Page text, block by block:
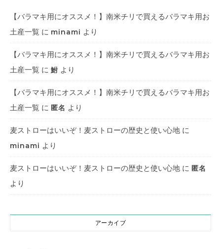
【バラマキ用にオススメ！】南米チリで買えるバラマキ用お
土産一覧 に minami より
【バラマキ用にオススメ！】南米チリで買えるバラマキ用お
土産一覧 に 鮒 より
【バラマキ用にオススメ！】南米チリで買えるバラマキ用お
土産一覧 に 匿名 より
麦ストローはいいぞ！麦ストローの歴史と使い心地 に
minami より
麦ストローはいいぞ！麦ストローの歴史と使い心地 に 匿名
より
アーカイブ